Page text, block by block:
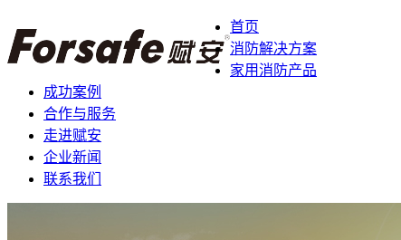
首页
消防解决方案
家用消防产品
成功案例
合作与服务
走进赋安
企业新闻
联系我们